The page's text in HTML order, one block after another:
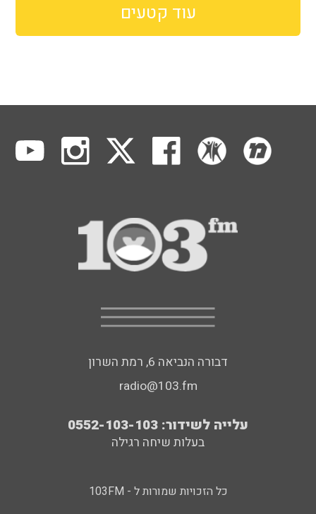
עוד קטעים
דבורה הנביאה 6, רמת השרון
radio@103.fm
עלייה לשידור: 0552-103-103
בעלות שיחה רגילה
כל הזכויות שמורות ל - 103FM